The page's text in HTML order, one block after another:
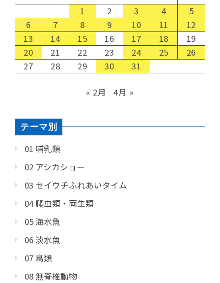
1
2 3 4
5
6
7 8 9 10 11
12
13
14 15 16 17 18
19
20
21 22 23 24 25
26
27
28 29 30 31
« 2月 4月 »
テーマ別
01 哺乳類
02 アシカショー
03 セイウチふれあいタイム
04 爬虫類・両生類
05 海水魚
06 淡水魚
07 鳥類
08 無脊椎動物